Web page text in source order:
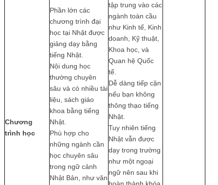
Chương
trình học
Phần lớn các
chương trình đại
học tại Nhật được
giảng dạy bằng
tiếng Nhật.
Nội dung học
thường chuyên
sâu và có nhiều tài
liệu, sách giáo
khoa bằng tiếng
Nhật.
Phù hợp cho
những ngành cần
học chuyên sâu
trong ngữ cảnh
Nhật Bản, như văn
tập trung vào các
ngành toàn cầu
như Kinh tế, Kinh
doanh, Kỹ thuật,
Khoa học, và
Quan hệ Quốc
tế.
Dễ dàng tiếp cận
nếu bạn không
thông thạo tiếng
Nhật.
Tuy nhiên tiếng
Nhật vẫn được
dạy trong trường
như một ngoại
ngữ nên sau khi